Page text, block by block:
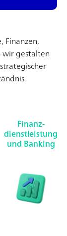
Finanzen,
wir gestalten
Finanz-
dienstleistung
und Banking